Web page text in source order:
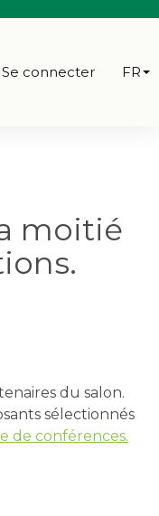
Se connecter FR
moitié
du salon.
sélectionnés
de conférences.